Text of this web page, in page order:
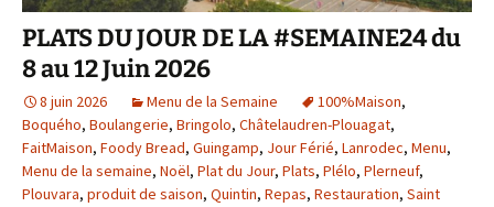
PLATS DU JOUR DE LA #SEMAINE24 du
8 au 12 Juin 2026
8 juin 2026 Menu de la Semaine 100%Maison,
Boquého, Boulangerie, Bringolo, Châtelaudren-Plouagat,
FaitMaison, Foody Bread, Guingamp, Jour Férié, Lanrodec, Menu,
Menu de la semaine, Noël, Plat du Jour, Plats, Plélo, Plerneuf,
Plouvara, produit de saison, Quintin, Repas, Restauration, Saint